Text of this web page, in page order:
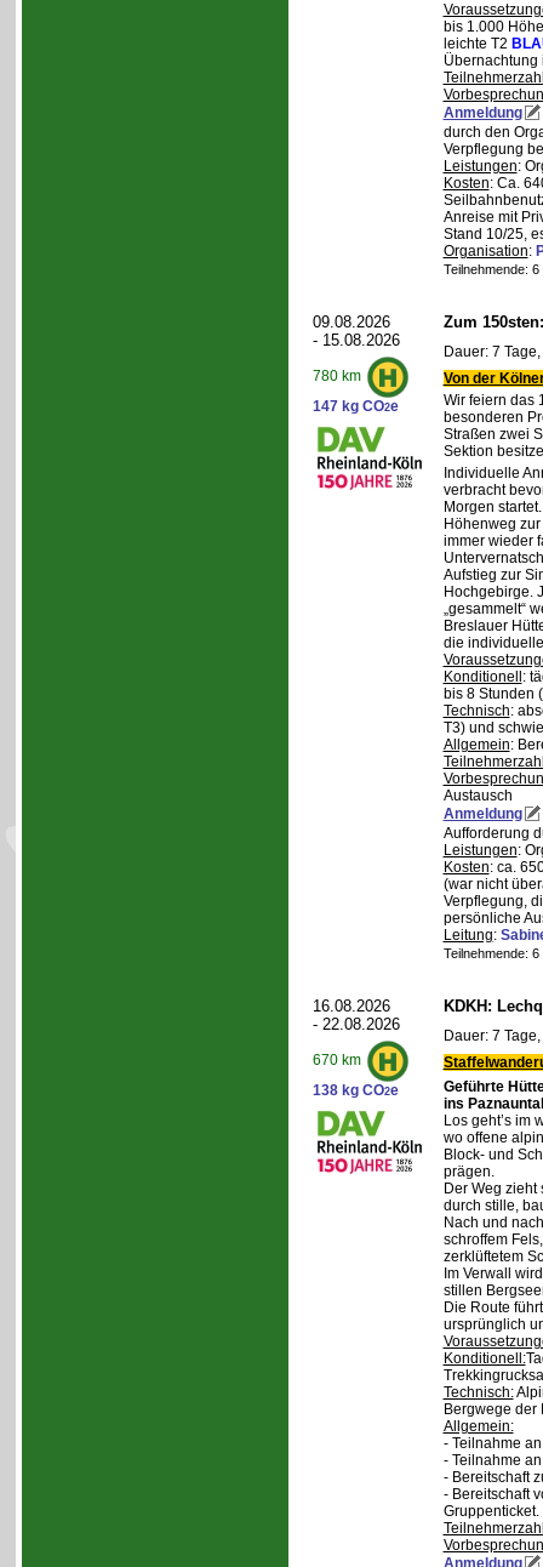
bis 1.000
leichte T2
Übernachtung
Anmeldung
durch den
Verpflegung
Leistungen:
Kosten: Ca.
Anreise mit
Stand 10/25,
Organisation:
Teilnehmende:
09.08.2026
- 15.08.2026
780 km
147 kg CO2e
Zum
Dauer: 7
Von der
Wir feiern das
besonderen
Straßen zwei
Sektion
Individuelle
verbracht
Morgen
Höhenweg
immer wieder
Aufstieg zur
Hochgebirge.
„gesammelt“
Breslauer
die
Konditionell :
bis 8 Stunden
Technisch:
T3) und
Allgemein:
Austausch
Anmeldung
Aufforderung
Leistungen:
Kosten: ca.
(war nicht
Verpflegung,
persönliche
Leitung:
Teilnehmende:
16.08.2026
- 22.08.2026
670 km
138 kg CO2e
KDKH:
Dauer: 7
Geführte
ins Paznauntal
Los geht’s im
wo offene
Block- und
prägen.
Der Weg
durch stille,
Nach und
schroffem
zerklüftetem
Im Verwall
stillen
Die Route
ursprünglich
Konditionell:
Technisch:
Bergwege
Allgemein:
- Teilnahme
- Teilnahme
- Bereitschaft
- Bereitschaft
Gruppenticket.
Anmeldung